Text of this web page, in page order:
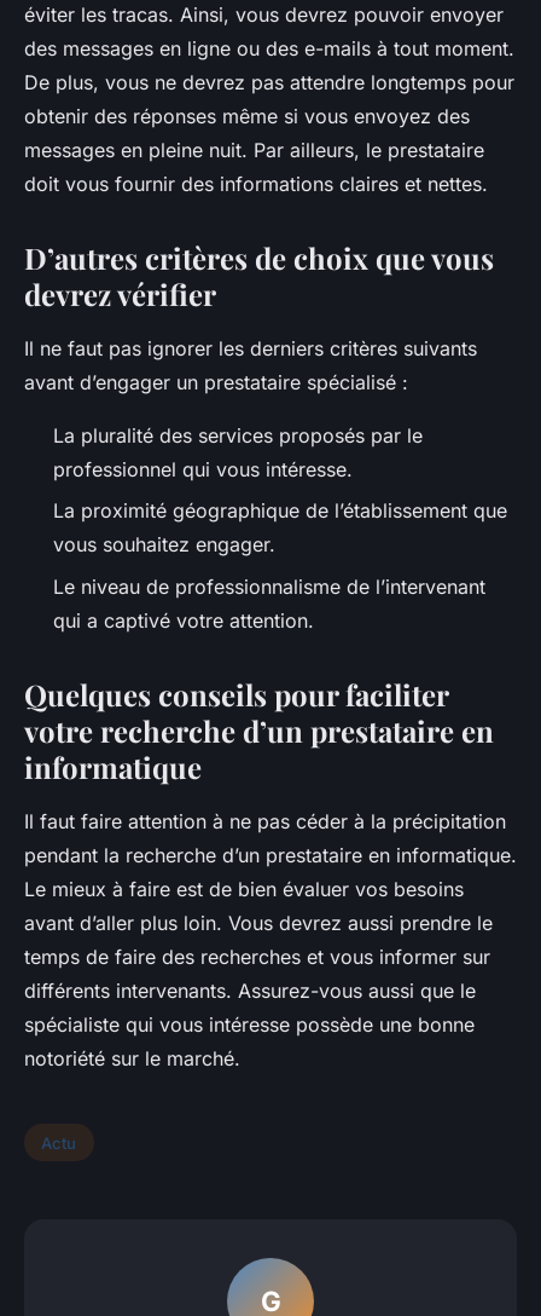
éviter les tracas. Ainsi, vous devrez pouvoir envoyer
des messages en ligne ou des e-mails à tout moment.
De plus, vous ne devrez pas attendre longtemps pour
obtenir des réponses même si vous envoyez des
messages en pleine nuit. Par ailleurs, le prestataire
doit vous fournir des informations claires et nettes.
D’autres critères de choix que vous
devrez vérifier
Il ne faut pas ignorer les derniers critères suivants
avant d’engager un prestataire spécialisé :
La pluralité des services proposés par le
professionnel qui vous intéresse.
La proximité géographique de l’établissement que
vous souhaitez engager.
Le niveau de professionnalisme de l’intervenant
qui a captivé votre attention.
Quelques conseils pour faciliter
votre recherche d’un prestataire en
informatique
Il faut faire attention à ne pas céder à la précipitation
pendant la recherche d’un prestataire en informatique.
Le mieux à faire est de bien évaluer vos besoins
avant d’aller plus loin. Vous devrez aussi prendre le
temps de faire des recherches et vous informer sur
différents intervenants. Assurez-vous aussi que le
spécialiste qui vous intéresse possède une bonne
notoriété sur le marché.
Actu
G